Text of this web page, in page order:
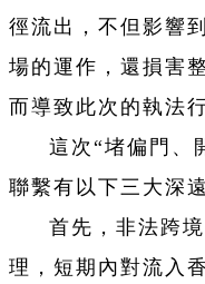
徑流出，不但影響
場的運作，還損害
而導致此次的執法行
這次“堵偏門、
聯繫有以下三大深
首先，非法跨
理，短期內對流入